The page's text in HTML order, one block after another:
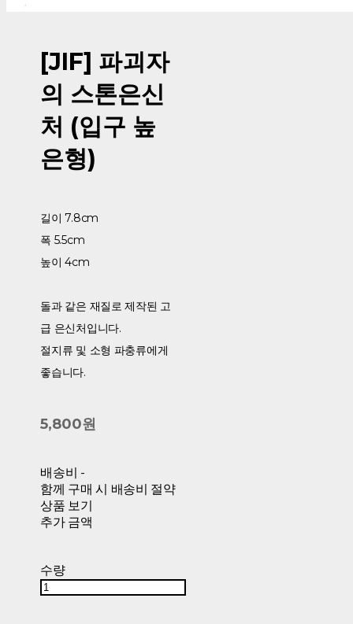
[JIF] 파괴자
의 스톤은신
처 (입구 높
은형)
길이 7.8cm
폭 5.5cm
높이 4cm
돌과 같은 재질로 제작된 고
급 은신처입니다.
절지류 및 소형 파충류에게
좋습니다.
5,800원
배송비 -
함께 구매 시 배송비 절약
상품 보기
추가 금액
수량